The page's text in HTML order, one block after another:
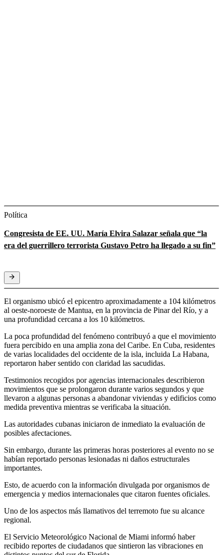
Política
Congresista de EE. UU. María Elvira Salazar señala que “la
era del guerrillero terrorista Gustavo Petro ha llegado a su fin”
El organismo ubicó el epicentro aproximadamente a 104 kilómetros
al oeste-noroeste de Mantua, en la provincia de Pinar del Río, y a
una profundidad cercana a los 10 kilómetros.
La poca profundidad del fenómeno contribuyó a que el movimiento
fuera percibido en una amplia zona del Caribe. En Cuba, residentes
de varias localidades del occidente de la isla, incluida La Habana,
reportaron haber sentido con claridad las sacudidas.
Testimonios recogidos por agencias internacionales describieron
movimientos que se prolongaron durante varios segundos y que
llevaron a algunas personas a abandonar viviendas y edificios como
medida preventiva mientras se verificaba la situación.
Las autoridades cubanas iniciaron de inmediato la evaluación de
posibles afectaciones.
Sin embargo, durante las primeras horas posteriores al evento no se
habían reportado personas lesionadas ni daños estructurales
importantes.
Esto, de acuerdo con la información divulgada por organismos de
emergencia y medios internacionales que citaron fuentes oficiales.
Uno de los aspectos más llamativos del terremoto fue su alcance
regional.
El Servicio Meteorológico Nacional de Miami informó haber
recibido reportes de ciudadanos que sintieron las vibraciones en